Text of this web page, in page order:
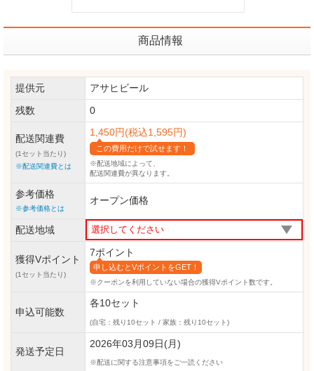
商品情報
提供元
アサヒビール
残数
0
配送関連費
(1セット当たり)
※配送関連費とは
1,450円(税込1,595円)
この費用だけで試せます！
※配送地域によって、
配送関連費が異なります。
参考価格
※参考価格とは
オープン価格
配送地域
獲得Vポイント
(1セット当たり)
7ポイント
申し込むとVポイントをGET！
※クーポンを利用していない場合の獲得Vポイント数です。
申込可能数
各10セット
(自宅：残り10セット / 家族：残り10セット)
発送予定日
2026年03月09日(月)
配送に関する注意事項をご一読ください